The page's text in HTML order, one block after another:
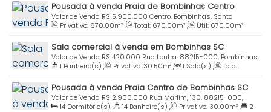
Pousada à venda Praia de Bombinhas Centro
Excelente oportunidade
R$ 5.900.000
Valor de Venda
Centro, Bombinhas, Santa
Catarina, Brasil
Privativo: 670.00m², Total: 670.00m², Útil: 670.00m²
Sala comercial à venda em Bombinhas SC
R$ 420.000
Valor de Venda
Rua Lontra, 88215-000, Bombinhas,
Santa Catarina, Brasil
1 Banheiro(s) , Privativo: 30.50m², 1 Sala(s) ,
Total:
35.45m² , Útil:35.45m²
Pousada à venda Praia Centro de Bombinhas SC
R$ 2.900.000
Valor de Venda
Rua Marlim, 130, 88215-000,
Centro, Bombinhas, Santa Catarina, Brasil
14 Dormitório(s) , 14 Banheiro(s) , Privativo: 30.00m²,
2